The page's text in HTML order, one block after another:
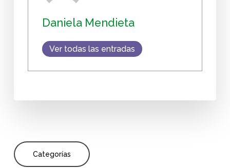
Daniela Mendieta
Ver todas las entradas
Categorías